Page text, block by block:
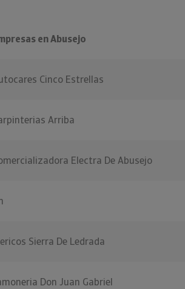
en Abusejo
Cinco Estrellas
Arriba
Electra De Abusejo
Sierra De Ledrada
Don Juan Gabriel